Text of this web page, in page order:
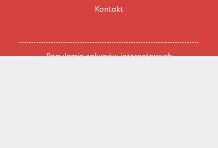
Kontakt
Regulamin zakupów internetowych